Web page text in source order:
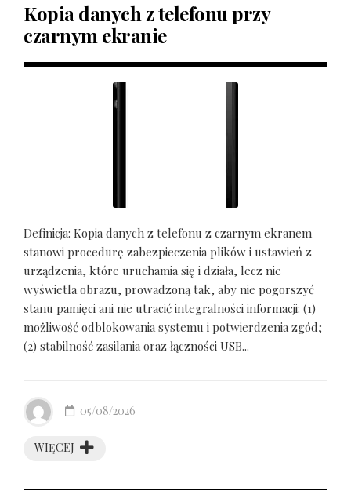
Kopia danych z telefonu przy
czarnym ekranie
Definicja: Kopia danych z telefonu z czarnym ekranem
stanowi procedurę zabezpieczenia plików i ustawień z
urządzenia, które uruchamia się i działa, lecz nie
wyświetla obrazu, prowadzoną tak, aby nie pogorszyć
stanu pamięci ani nie utracić integralności informacji: (1)
możliwość odblokowania systemu i potwierdzenia zgód;
(2) stabilność zasilania oraz łączności USB...
WIĘCEJ
05/08/2026